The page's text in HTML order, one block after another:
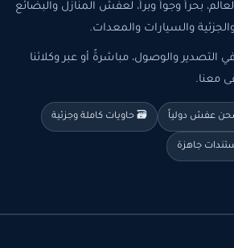
بحراً وجواً وبراً، لعفش المنازل والبضائع
والجزئية والسيارات والمعدات.
في التصدير والوصول، مباشرةً أو عبر وكلائنا
معنا.
عفش دولياً 🗃️ حاويات كاملة وجزئية
جاهزة